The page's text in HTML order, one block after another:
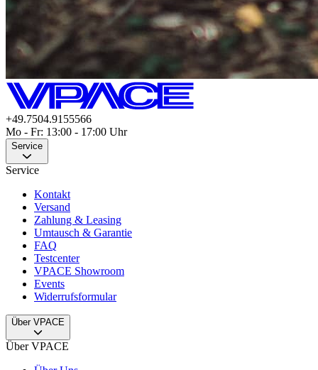
+49.7504.9155566
Mo - Fr: 13:00 - 17:00 Uhr
Service
Service
Kontakt
Versand
Zahlung & Leasing
Umtausch & Garantie
FAQ
Testcenter
VPACE Showroom
Events
Widerrufsformular
Über VPACE
Über VPACE